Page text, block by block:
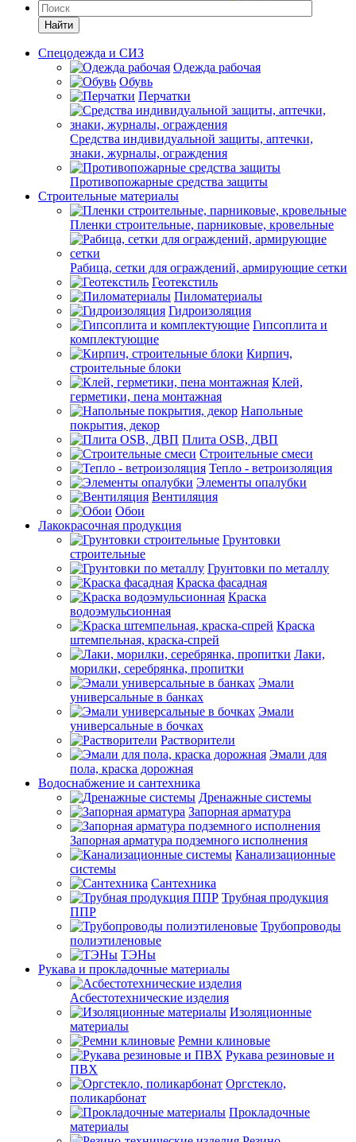
Найти
Спецодежда и СИЗ
Одежда рабочая
Обувь
Перчатки
Средства индивидуальной защиты, аптечки,
знаки, журналы, ограждения
Противопожарные средства защиты
Строительные материалы
Пленки строительные, парниковые, кровельные
Рабица, сетки для ограждений, армирующие сетки
Геотекстиль
Пиломатериалы
Гидроизоляция
Гипсоплита и
комплектующие
Кирпич,
строительные блоки
Клей,
герметики, пена монтажная
Напольные
покрытия, декор
Плита OSB, ДВП
Строительные смеси
Тепло - ветроизоляция
Элементы опалубки
Вентиляция
Обои
Лакокрасочная продукция
Грунтовки
строительные
Грунтовки по металлу
Краска фасадная
Краска
водоэмульсионная
Краска
штемпельная, краска-спрей
Лаки,
морилки, серебрянка, пропитки
Эмали
универсальные в банках
Эмали
универсальные в бочках
Растворители
Эмали для
пола, краска дорожная
Водоснабжение и сантехника
Дренажные системы
Запорная арматура
Запорная арматура подземного исполнения
Канализационные
системы
Сантехника
Трубная продукция
ППР
Трубопроводы
полиэтиленовые
ТЭНы
Рукава и прокладочные материалы
Асбестотехнические изделия
Изоляционные
материалы
Ремни клиновые
Рукава резиновые и
ПВХ
Оргстекло,
поликарбонат
Прокладочные
материалы